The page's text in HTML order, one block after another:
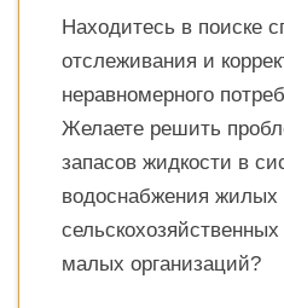
Находитесь в поиске
отслеживания и
неравномерного
Желаете решить
запасов жидкости в
водоснабжения жилых
малых организаций?